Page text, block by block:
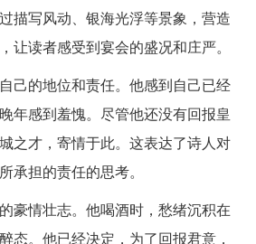
描写风动、银海光浮等景象，营造
让读者感受到宴会的盛况和庄严。
己的地位和责任。他感到自己已经
年感到羞愧。尽管他还没有回报皇
之才，寄情于此。这表达了诗人对
承担的责任的思考。
豪情壮志。他喝酒时，愁绪沉积在
态。他已经决定，为了回报君意，